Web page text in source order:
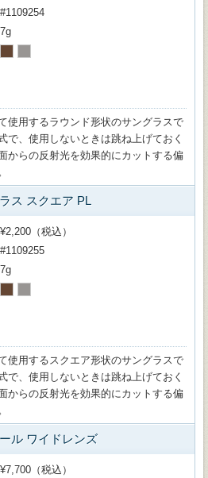
#1109254
7g
使用するラウンド形状のサングラスで
で、使用しないときは跳ね上げておく
からの反射光を効果的にカットする偏
ス スクエア PL
¥2,200（税込）
#1109255
7g
使用するスクエア形状のサングラスで
で、使用しないときは跳ね上げておく
からの反射光を効果的にカットする偏
ル ワイドレンズ
¥7,700（税込）